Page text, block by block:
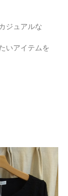
ジュアルな
いアイテムを